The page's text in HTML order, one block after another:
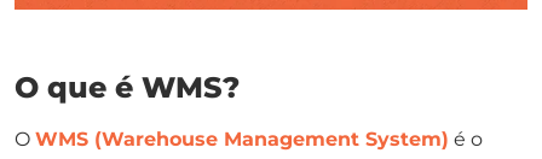
O que é WMS?
O WMS (Warehouse Management System) é o